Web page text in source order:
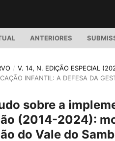
ANTERIORES
/ V. 14, N. EDIÇÃO ESPECIAL
INFANTIL: A DEFESA DA
sobre a
(2014-2024):
do Vale do